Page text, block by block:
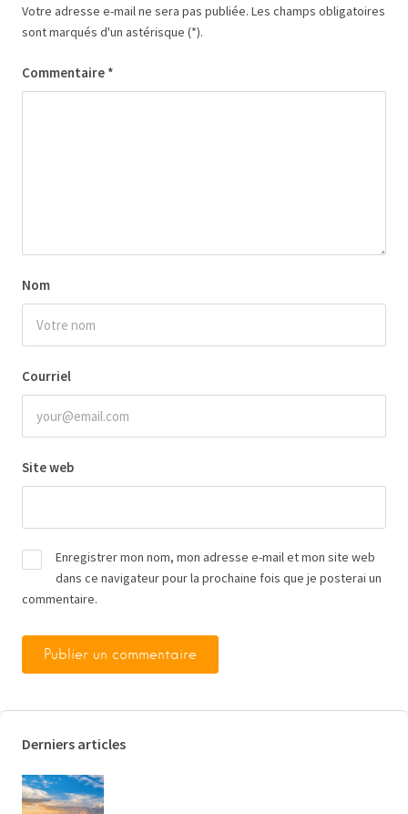
Votre adresse e-mail ne sera pas publiée. Les champs obligatoires
sont marqués d'un astérisque (*).
Commentaire *
Nom
Courriel
Site web
Enregistrer mon nom, mon adresse e-mail et mon site web
dans ce navigateur pour la prochaine fois que je posterai un
commentaire.
Derniers articles